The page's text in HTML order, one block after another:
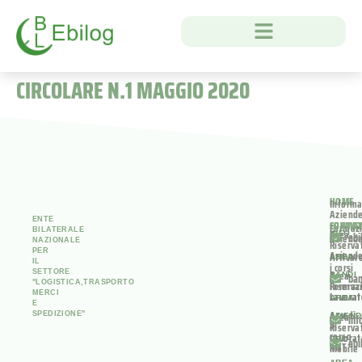
CIRCOLARE N.1 MAGGIO 2020
ENTE
BILATERALE
NAZIONALE
PER
SETTORE
"LOGISTICA,TRASPORTO
MERCI
E
SPEDIZIONE"
HOME
Area
Area
Area
Mobile
i corsi
Accedi
al
corso
ANT
INFO
AREA
BANDI
AREA
PEC